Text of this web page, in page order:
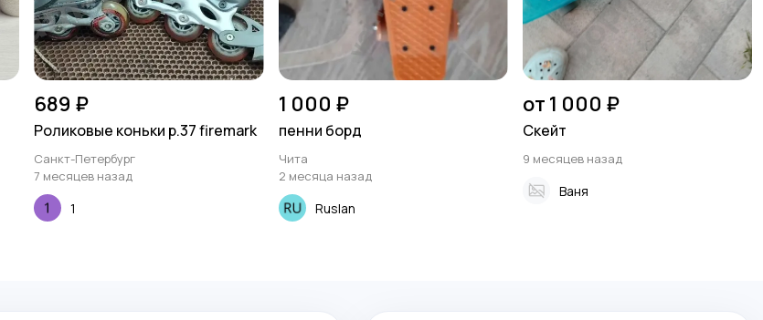
689 ₽
Роликовые коньки р.37 firemark
Санкт-Петербург
7 месяцев назад
1
1 000 ₽
пенни борд
Чита
2 месяца назад
Ruslan
от 1 000 ₽
Скейт
9 месяцев назад
Ваня